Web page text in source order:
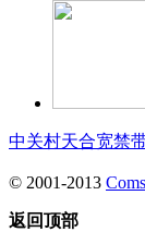
中关村天合宽禁
© 2001-2013
返回顶部